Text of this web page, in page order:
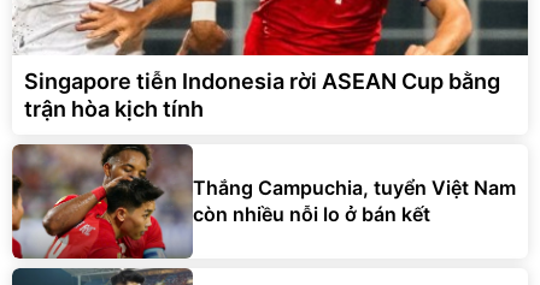
Singapore tiễn Indonesia rời ASEAN Cup bằng
trận hòa kịch tính
Thắng Campuchia, tuyển Việt Nam
còn nhiều nỗi lo ở bán kết